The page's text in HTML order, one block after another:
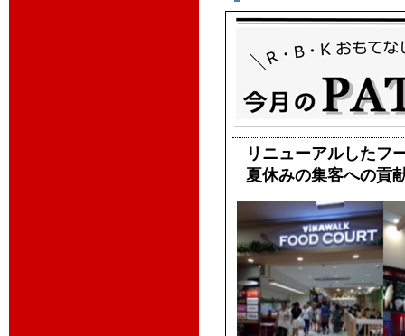
リニューアルしたフ
夏休みの集客への貢